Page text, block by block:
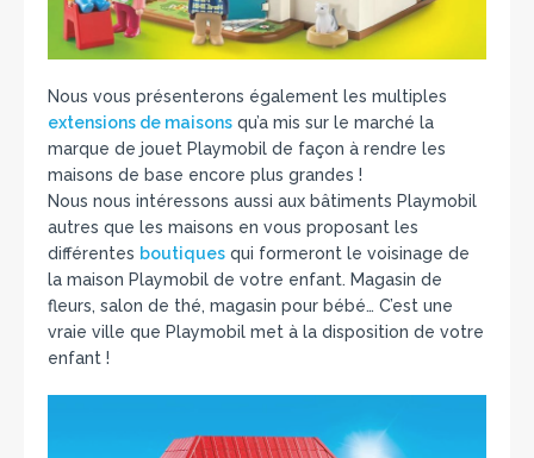
Nous vous présenterons également les multiples
extensions de maisons qu’a mis sur le marché la
marque de jouet Playmobil de façon à rendre les
maisons de base encore plus grandes !
Nous nous intéressons aussi aux bâtiments Playmobil
autres que les maisons en vous proposant les
différentes boutiques qui formeront le voisinage de
la maison Playmobil de votre enfant. Magasin de
fleurs, salon de thé, magasin pour bébé… C’est une
vraie ville que Playmobil met à la disposition de votre
enfant !